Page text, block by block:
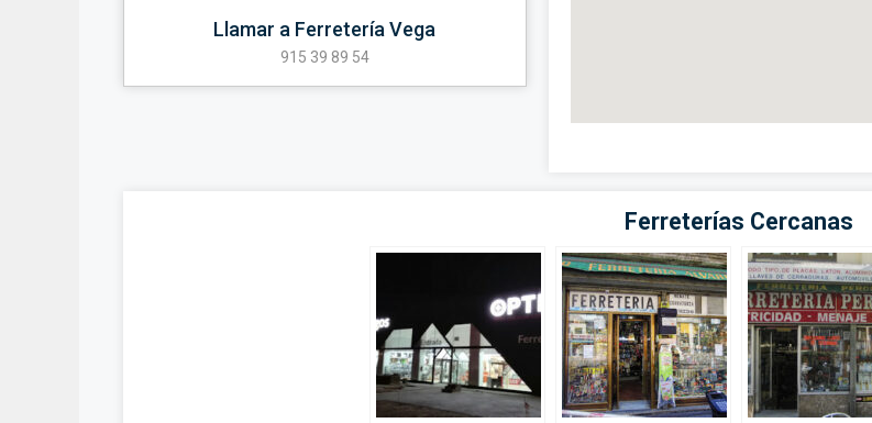
Llamar a Ferretería Vega
915 39 89 54
Ferreterías Cercanas